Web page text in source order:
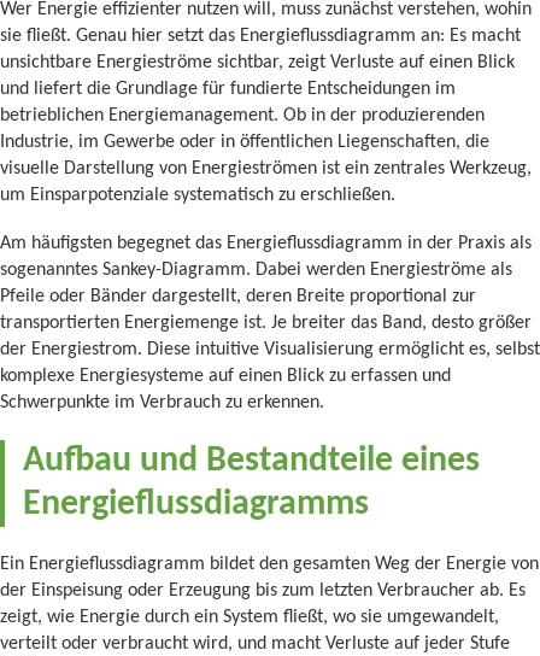
Wer Energie effizienter nutzen will, muss zunächst verstehen, wohin
sie fließt. Genau hier setzt das Energieflussdiagramm an: Es macht
unsichtbare Energieströme sichtbar, zeigt Verluste auf einen Blick
und liefert die Grundlage für fundierte Entscheidungen im
betrieblichen Energiemanagement. Ob in der produzierenden
Industrie, im Gewerbe oder in öffentlichen Liegenschaften, die
visuelle Darstellung von Energieströmen ist ein zentrales Werkzeug,
um Einsparpotenziale systematisch zu erschließen.
Am häufigsten begegnet das Energieflussdiagramm in der Praxis als
sogenanntes Sankey-Diagramm. Dabei werden Energieströme als
Pfeile oder Bänder dargestellt, deren Breite proportional zur
transportierten Energiemenge ist. Je breiter das Band, desto größer
der Energiestrom. Diese intuitive Visualisierung ermöglicht es, selbst
komplexe Energiesysteme auf einen Blick zu erfassen und
Schwerpunkte im Verbrauch zu erkennen.
Aufbau und Bestandteile eines
Energieflussdiagramms
Ein Energieflussdiagramm bildet den gesamten Weg der Energie von
der Einspeisung oder Erzeugung bis zum letzten Verbraucher ab. Es
zeigt, wie Energie durch ein System fließt, wo sie umgewandelt,
verteilt oder verbraucht wird, und macht Verluste auf jeder Stufe